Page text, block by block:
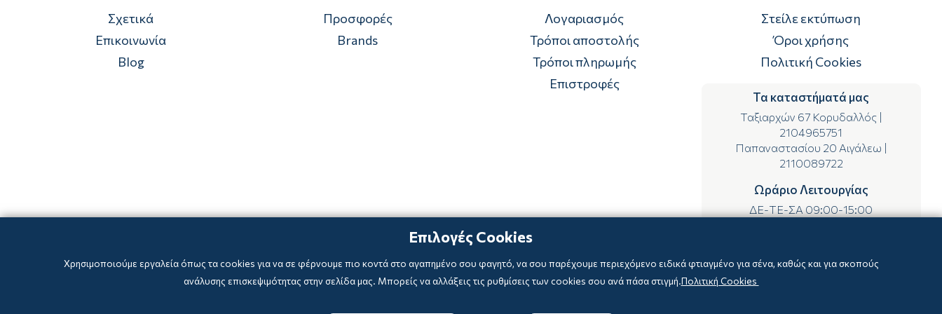
Σχετικά
Επικοινωνία
Blog
Προσφορές
Brands
Λογαριασμός
Τρόποι αποστολής
Τρόποι πληρωμής
Επιστροφές
Στείλε εκτύπωση
Όροι χρήσης
Πολιτική Cookies
Τα καταστήματά μας
Ταξιαρχών 67 Κορυδαλλός|
2104965751
Παπαναστασίου 20 Αιγάλεω |
2110089722
Ωράριο Λειτουργίας
ΔΕ-ΤΕ-ΣΑ 09:00-15:00
Επιλογές Cookies
Χρησιμοποιούμε εργαλεία όπως τα cookies για να σε φέρνουμε πιο κοντά στο αγαπημένο σου φαγητό, να σου παρέχουμε περιεχόμενο ειδικά φτιαγμένο για σένα, καθώς και για σκοπούς
ανάλυσης επισκεψιμότητας στην σελίδα μας. Μπορείς να αλλάξεις τις ρυθμίσεις των cookies σου ανά πάσα στιγμή.Πολιτική Cookies